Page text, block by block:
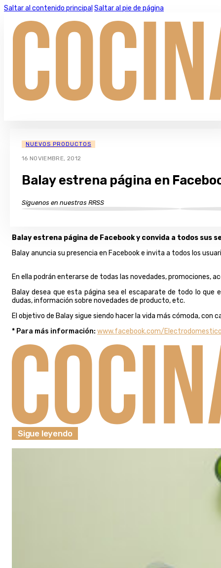
Saltar al contenido principal Saltar al pie de página
NUEVOS PRODUCTOS
16 NOVIEMBRE, 2012
Balay estrena página en
Síguenos en nuestras RRSS
Balay estrena página de Facebook y convida a todos sus
Balay anuncia su presencia en Facebook e invita a todos los
En ella podrán enterarse de todas las novedades, promociones,
Balay desea que esta página sea el escaparate de todo lo que
dudas, información sobre novedades de producto, etc.
El objetivo de Balay sigue siendo hacer la vida más cómoda,
* Para más información: www.facebook.com/
Sigue leyendo